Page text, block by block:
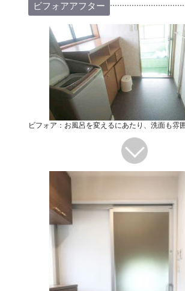
ビフォアアフター
ビフォア：お風呂を変えるにあたり、洗面も雰